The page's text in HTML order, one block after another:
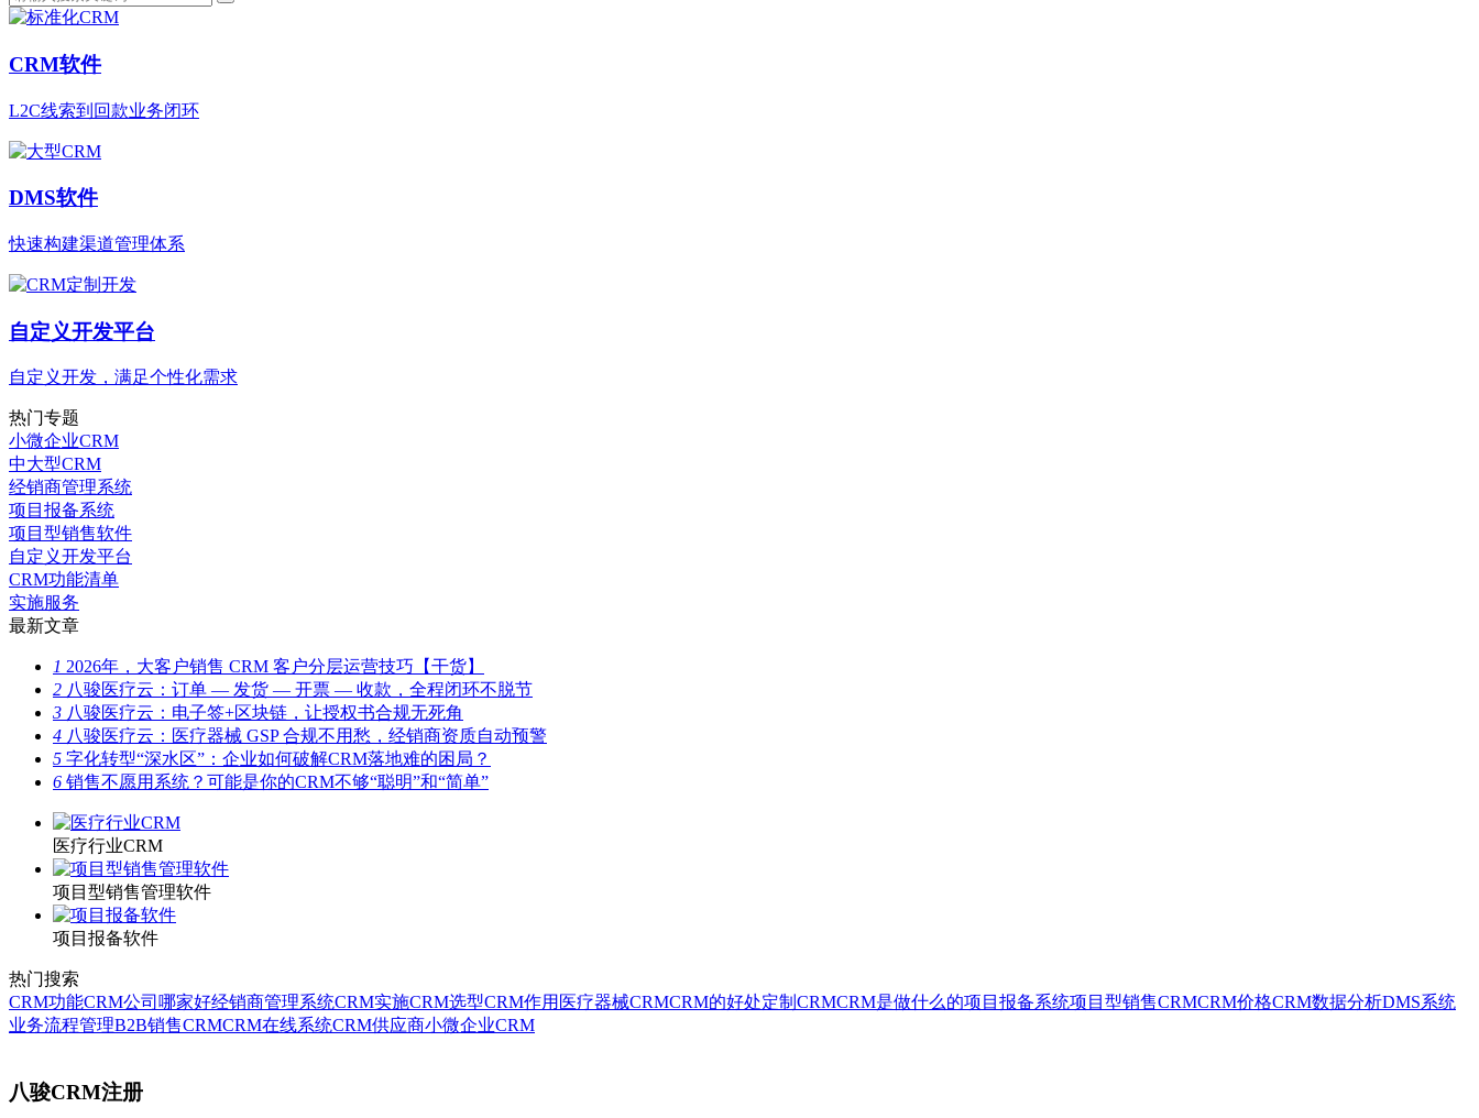
CRM软件
L2C线索到回款业务闭环
DMS软件
快速构建渠道管理体系
自定义开发平台
自定义开发，满足个性化需求
热门专题
小微企业CRM
中大型CRM
经销商管理系统
项目报备系统
项目型销售软件
自定义开发平台
CRM功能清单
实施服务
最新文章
1 2026年，大客户销售 CRM 客户分层运营技巧【干货】
2 八骏医疗云：订单 — 发货 — 开票 — 收款，全程闭环不脱节
3 八骏医疗云：电子签+区块链，让授权书合规无死角
4 八骏医疗云：医疗器械 GSP 合规不用愁，经销商资质自动预警
5 字化转型“深水区”：企业如何破解CRM落地难的困局？
6 销售不愿用系统？可能是你的CRM不够“聪明”和“简单”
医疗行业CRM
项目型销售管理软件
项目报备软件
热门搜索
CRM功能CRM公司哪家好经销商管理系统CRM实施CRM选型CRM作用 医疗器械CRMCRM的好处定制CRMCRM是做什么的项目报备系统项目型销售CRMCRM价格CRM数据分析DMS系统
业务流程管理B2B销售CRMCRM在线系统CRM供应商小微企业CRM
八骏CRM注册